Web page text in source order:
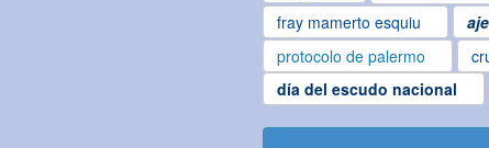
fray mamerto esquiu
protocolo de palermo
día del escudo nacional